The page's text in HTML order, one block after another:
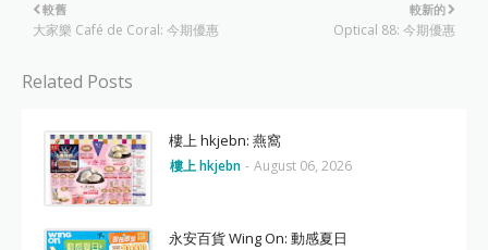
較新的
Optical 88: 今期優惠
較舊
大家樂 Café de Coral: 今期優惠
Related Posts
樓上 hkjebn: 燕窩
樓上 hkjebn - August 06, 2026
永安百貨 Wing On: 動感夏日